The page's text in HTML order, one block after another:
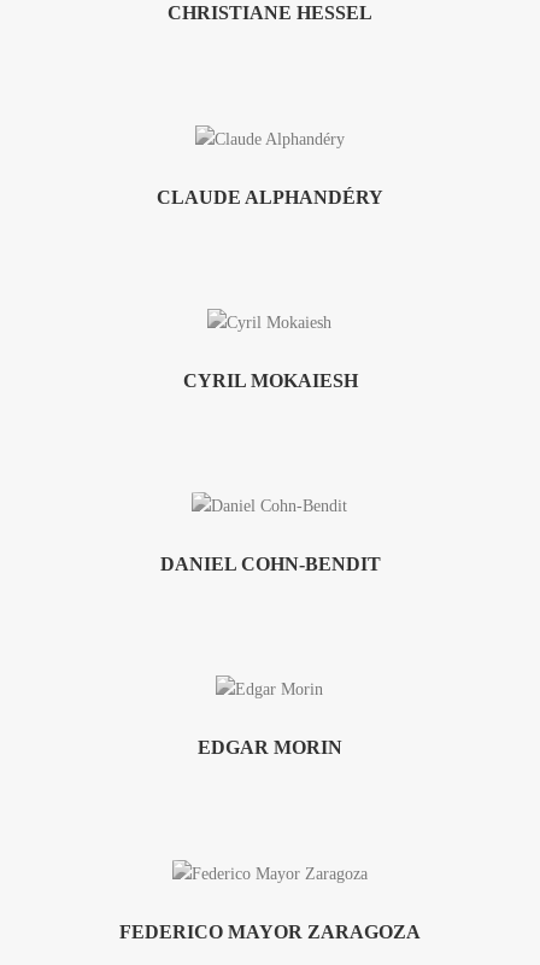
CHRISTIANE HESSEL
CLAUDE ALPHANDÉRY
CYRIL MOKAIESH
DANIEL COHN-BENDIT
EDGAR MORIN
FEDERICO MAYOR ZARAGOZA